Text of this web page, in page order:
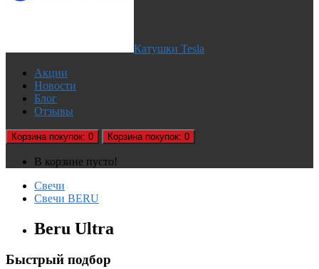
Катушки Tesla
Акции
Новости
Блог
Отзывы
Корзина покупок: 0 Корзина покупок: 0
В корзине пусто!
Свечи
Свечи BERU
Beru Ultra
Быстрый подбор